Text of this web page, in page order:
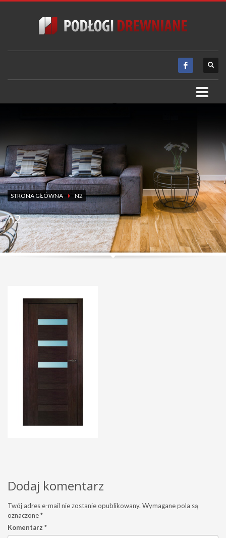
STRONA GŁÓWNA N2
n2
Dodaj komentarz
Twój adres e-mail nie zostanie opublikowany. Wymagane pola są
oznaczone*
Komentarz *